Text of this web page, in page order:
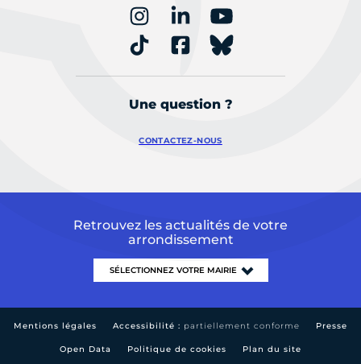
Une question ?
CONTACTEZ-NOUS
Retrouvez les actualités de votre
arrondissement
Mentions légales Accessibilité : partiellement conforme Presse
Open Data Politique de cookies Plan du site